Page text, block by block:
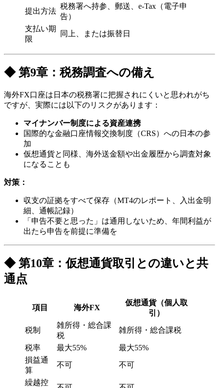
提出方法
税務署へ持参、郵送、e-Tax（電子申
告）
支払い期
限
同上、または振替日
◆ 第9章：税務調査への備え
海外FX口座は日本の税務署に把握されにくいと思われがち
ですが、実際には以下のリスクがあります：
マイナンバー制度による資産連携
国際的な金融口座情報交換制度（CRS）への日本の参
加
仮想通貨と同様、海外送金額や出金履歴から調査対象
になることも
対策：
収支の証拠をすべて保存（MT4のレポート、入出金明
細、通帳記録）
「申告不要と思った」は通用しないため、年間利益が
出たら申告を前提に準備を
◆ 第10章：仮想通貨取引との違いと共
通点
項目 海外FX
仮想通貨（個人取
引）
税制
雑所得・総合課
税
雑所得・総合課税
税率 最大55%
最大55%
損益通
算
不可 不可
繰越控